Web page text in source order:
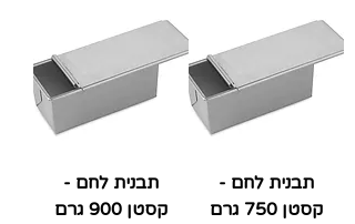
תבנית לחם -
קסטן 750 גרם
תבנית לחם -
קסטן 900 גרם